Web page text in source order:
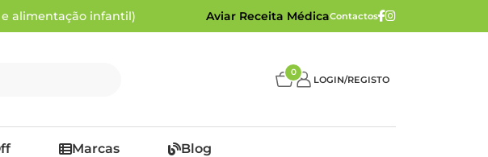
alimentação infantil) Aviar Receita MédicaContactos
0
LOGIN/REGISTO
Marcas Blog